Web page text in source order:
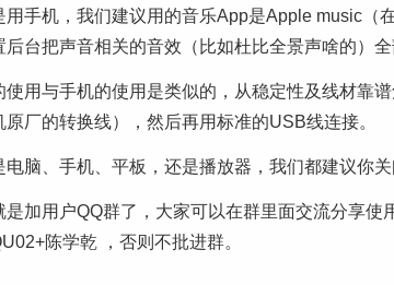
用手机，我们建议用的音乐App是Apple music（
后台把声音相关的音效（比如杜比全景声啥的）
使用与手机的使用是类似的，从稳定性及线材靠
原厂的转换线），然后再用标准的USB线连接。
电脑、手机、平板，还是播放器，我们都建议你
是加用户QQ群了，大家可以在群里面交流分享
陈学乾 ，否则不批进群。